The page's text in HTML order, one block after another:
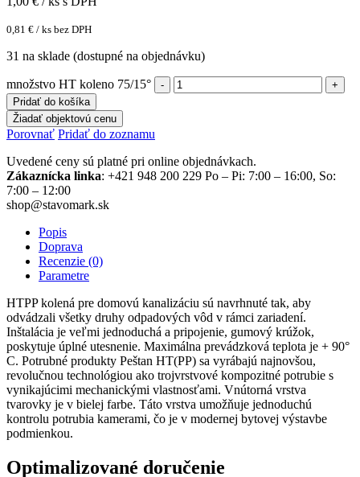
0,81 € / ks bez DPH
31 na sklade (dostupné na objednávku)
množstvo HT koleno 75/15°
Pridať do košíka
Žiadať objektovú cenu
Porovnať Pridať do zoznamu
Uvedené ceny sú platné pri online objednávkach.
Zákaznícka linka: +421 948 200 229 Po – Pi: 7:00 – 16:00, So:
7:00 – 12:00
shop@stavomark.sk
Popis
Doprava
Recenzie (0)
Parametre
HTPP kolená pre domovú kanalizáciu sú navrhnuté tak, aby
odvádzali všetky druhy odpadových vôd v rámci zariadení.
Inštalácia je veľmi jednoduchá a pripojenie, gumový krúžok,
poskytuje úplné utesnenie. Maximálna prevádzková teplota je + 90°
C. Potrubné produkty Peštan HT(PP) sa vyrábajú najnovšou,
revolučnou technológiou ako trojvrstvové kompozitné potrubie s
vynikajúcimi mechanickými vlastnosťami. Vnútorná vrstva
tvarovky je v bielej farbe. Táto vrstva umožňuje jednoduchú
kontrolu potrubia kamerami, čo je v modernej bytovej výstavbe
podmienkou.
Optimalizované doručenie